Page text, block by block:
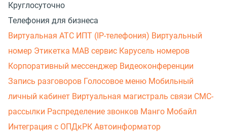
Круглосуточно
Телефония для бизнеса
Виртуальная АТС ИПТ (IP-телефония) Виртуальный
номер Этикетка МАВ сервис Карусель номеров
Корпоративный мессенджер Видеоконференции
Запись разговоров Голосовое меню Мобильный
личный кабинет Виртуальная магистраль связи СМС-
рассылки Распределение звонков Манго Мобайл
Интеграция с ОПДкРК Автоинформатор